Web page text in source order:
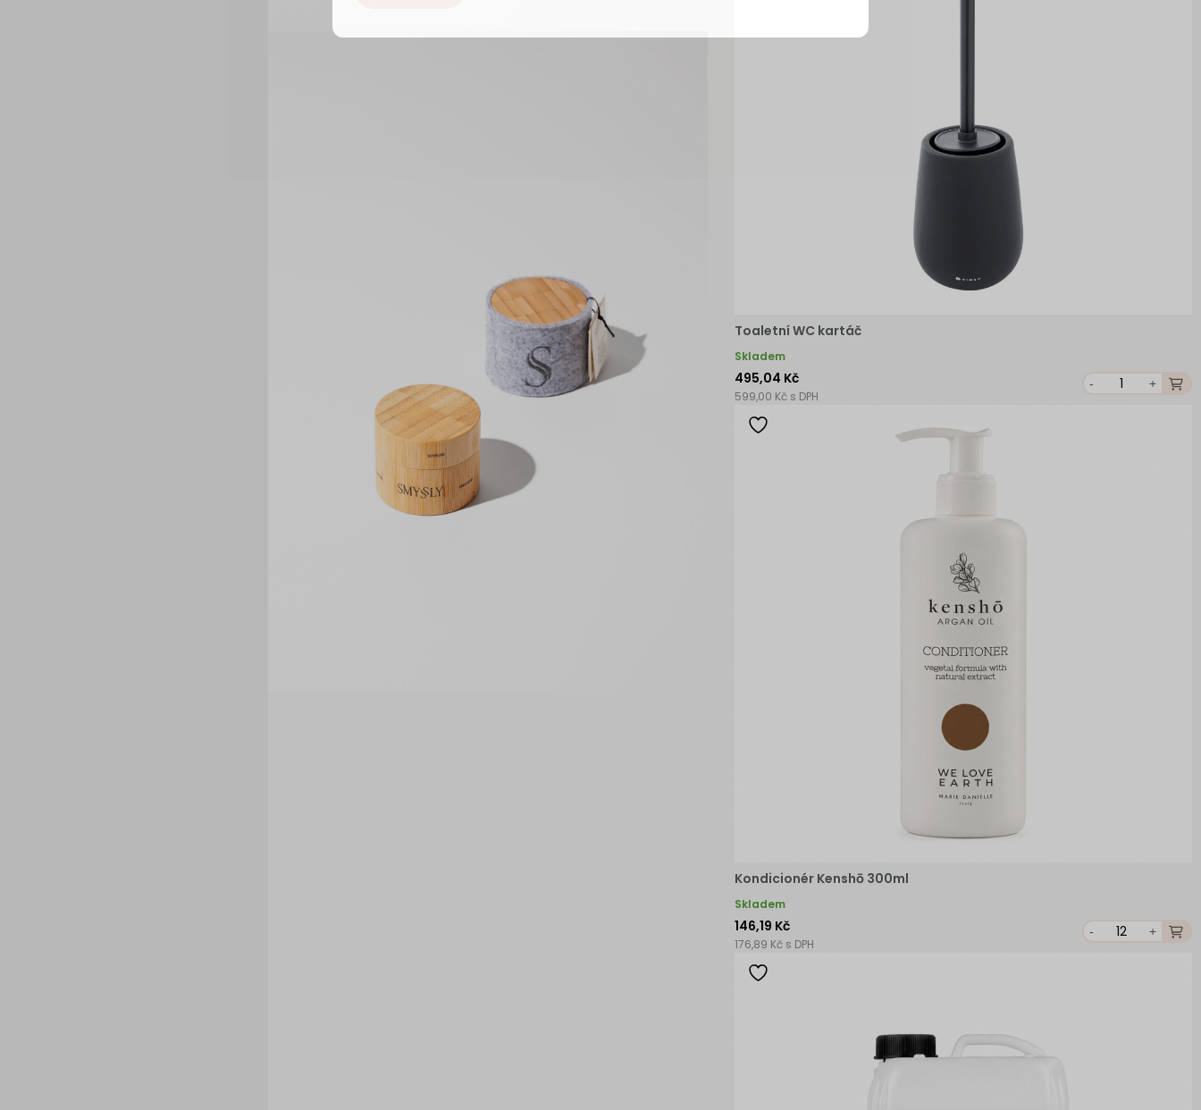
Toaletní WC kartáč
Skladem
495,04 Kč
599,00 Kč s DPH
- +
Kondicionér Kenshō 300ml
Skladem
146,19 Kč
176,89 Kč s DPH
- +